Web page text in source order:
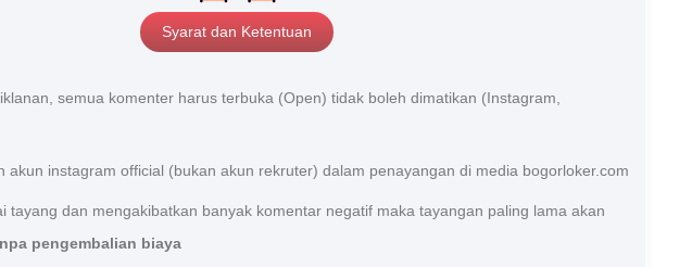
Syarat dan Ketentuan
semua komenter harus terbuka (Open) tidak boleh dimatikan (Instagram,
akun instagram official (bukan akun rekruter) dalam penayangan di media bogorloker.com
tayang dan mengakibatkan banyak komentar negatif maka tayangan paling lama akan
pengembalian biaya